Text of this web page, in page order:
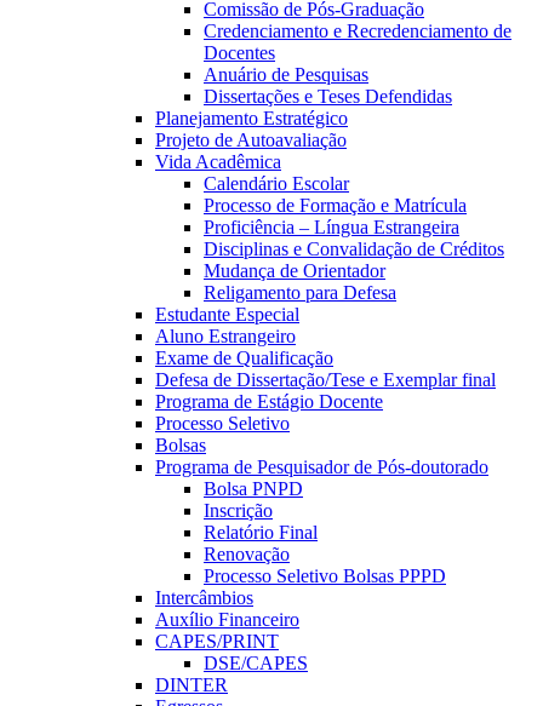
Comissão de Pós-Graduação
Credenciamento e Recredenciamento de
Docentes
Anuário de Pesquisas
Dissertações e Teses Defendidas
Planejamento Estratégico
Projeto de Autoavaliação
Vida Acadêmica
Calendário Escolar
Processo de Formação e Matrícula
Proficiência – Língua Estrangeira
Disciplinas e Convalidação de Créditos
Mudança de Orientador
Religamento para Defesa
Estudante Especial
Aluno Estrangeiro
Exame de Qualificação
Defesa de Dissertação/Tese e Exemplar final
Programa de Estágio Docente
Processo Seletivo
Bolsas
Programa de Pesquisador de Pós-doutorado
Bolsa PNPD
Inscrição
Relatório Final
Renovação
Processo Seletivo Bolsas PPPD
Intercâmbios
Auxílio Financeiro
CAPES/PRINT
DSE/CAPES
DINTER